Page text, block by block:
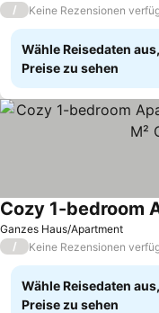
/ Keine Rezensionen
Wähle Reisedaten
Preise zu sehen
Ganzes Haus/Apartment
/ Keine Rezensionen
Wähle Reisedaten
Preise zu sehen